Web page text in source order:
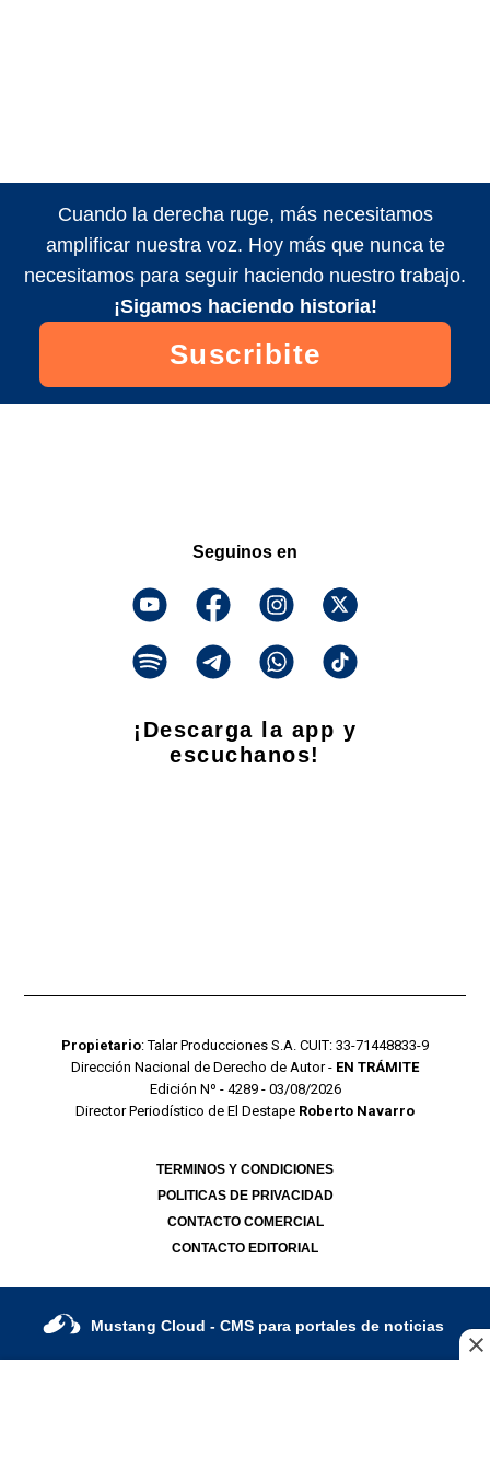
Cuando la derecha ruge, más necesitamos
amplificar nuestra voz. Hoy más que nunca te
necesitamos para seguir haciendo nuestro trabajo.
¡Sigamos haciendo historia!
Suscribite
Seguinos en
¡Descarga la app y
escuchanos!
Propietario: Talar Producciones S.A. CUIT: 33-71448833-9
Dirección Nacional de Derecho de Autor - EN TRÁMITE
Edición Nº - 4289 - 03/08/2026
Director Periodístico de El Destape Roberto Navarro
TERMINOS Y CONDICIONES
POLITICAS DE PRIVACIDAD
CONTACTO COMERCIAL
CONTACTO EDITORIAL
Mustang Cloud - CMS para portales de noticias